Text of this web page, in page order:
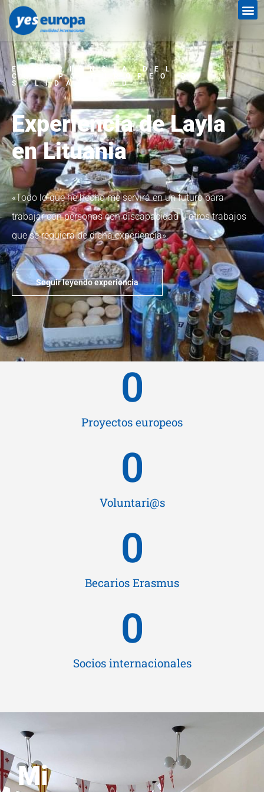
EXPERIENCIA DEL
CUERPO EUROPEO DE
SOLIDARIDAD
Experiencia de Layla
en Lituania
«Todo lo que he hecho me servirá en un futuro para
trabajar con personas con discapacidad u otros trabajos
que se requiera de dicha experiencia».
Seguir leyendo experiencia
Proyectos europeos
0
Voluntari@s
0
Becarios Erasmus
0
Socios internacionales
0
Mi